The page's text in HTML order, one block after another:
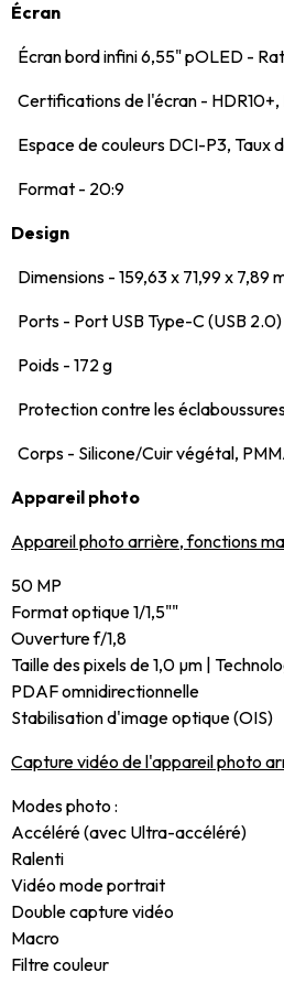
Écran
Écran bord infini 6,55" pOLED -
Certifications de l'écran -
Espace de couleurs DCI-P3, Taux
Format - 20:9
Design
Dimensions - 159,63 x 71,99 x 7,89
Ports - Port USB Type-C (USB 2.0)
Poids - 172 g
Protection contre les
Corps - Silicone/Cuir végétal,
Appareil photo
Appareil photo arrière, fonctions
50 MP
Format optique 1/1,5""
Ouverture f/1,8
Taille des pixels de 1,0 µm |
PDAF omnidirectionnelle
Stabilisation d'image optique (OIS)
Capture vidéo de l'appareil photo
Modes photo :
Accéléré (avec Ultra-accéléré)
Ralenti
Vidéo mode portrait
Double capture vidéo
Macro
Filtre couleur